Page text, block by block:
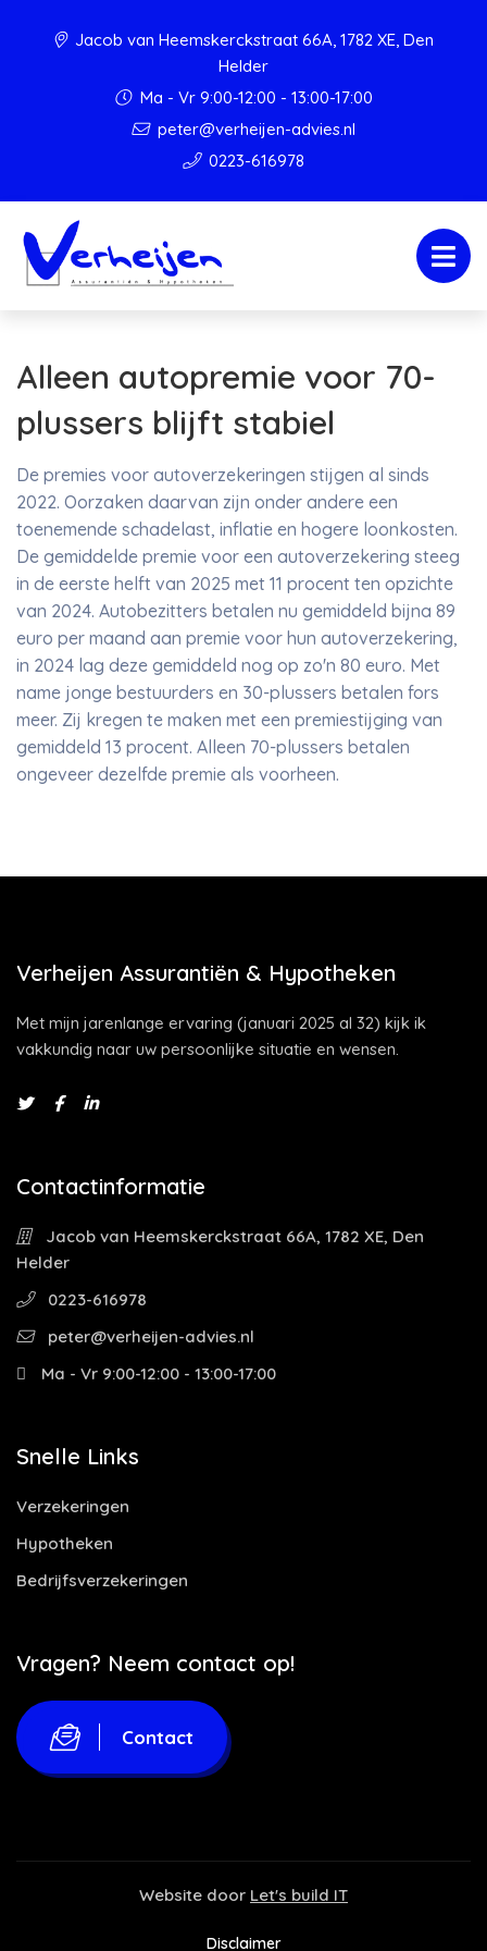
Jacob van Heemskerckstraat 66A, 1782 XE, Den
Helder
Ma - Vr 9:00-12:00 - 13:00-17:00
peter@verheijen-advies.nl
0223-616978
Alleen autopremie voor 70-
plussers blijft stabiel
De premies voor autoverzekeringen stijgen al sinds
2022. Oorzaken daarvan zijn onder andere een
toenemende schadelast, inflatie en hogere loonkosten.
De gemiddelde premie voor een autoverzekering steeg
in de eerste helft van 2025 met 11 procent ten opzichte
van 2024. Autobezitters betalen nu gemiddeld bijna 89
euro per maand aan premie voor hun autoverzekering,
in 2024 lag deze gemiddeld nog op zo'n 80 euro. Met
name jonge bestuurders en 30-plussers betalen fors
meer. Zij kregen te maken met een premiestijging van
gemiddeld 13 procent. Alleen 70-plussers betalen
ongeveer dezelfde premie als voorheen.
Verheijen Assurantiën & Hypotheken
Met mijn jarenlange ervaring (januari 2025 al 32) kijk ik
vakkundig naar uw persoonlijke situatie en wensen.
Contactinformatie
Jacob van Heemskerckstraat 66A, 1782 XE, Den
Helder
0223-616978
peter@verheijen-advies.nl
Ma - Vr 9:00-12:00 - 13:00-17:00
Snelle Links
Verzekeringen
Hypotheken
Bedrijfsverzekeringen
Vragen? Neem contact op!
Contact
Website door Let's build IT
Disclaimer